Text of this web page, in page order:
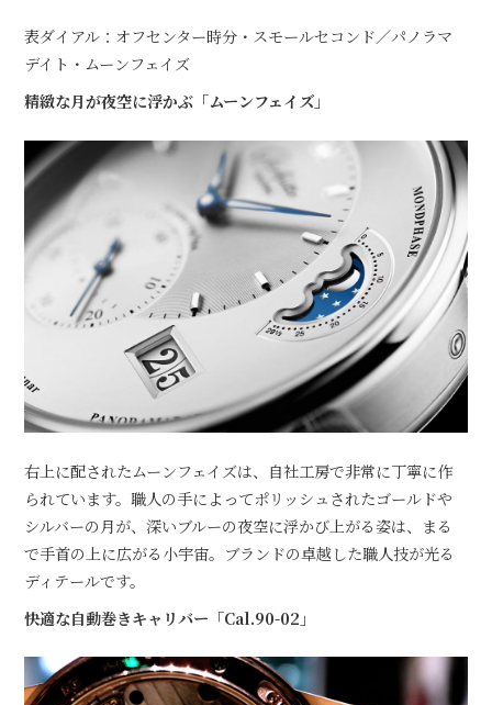
表ダイアル：オフセンター時分・スモールセコンド／パノラマ
デイト・ムーンフェイズ
精緻な月が夜空に浮かぶ「ムーンフェイズ」
右上に配されたムーンフェイズは、自社工房で非常に丁寧に作
られています。職人の手によってポリッシュされたゴールドや
シルバーの月が、深いブルーの夜空に浮かび上がる姿は、まる
で手首の上に広がる小宇宙。ブランドの卓越した職人技が光る
ディテールです。
快適な自動巻きキャリバー「Cal.90-02」